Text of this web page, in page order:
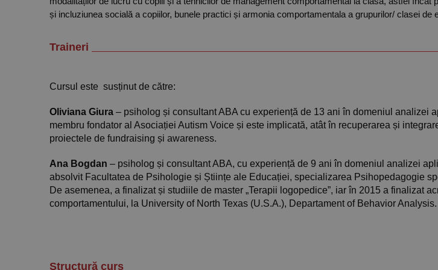
și incluziunea socială a copiilor, bunele practici și armonia comportamentala a grupurilor/ clasei de
Traineri
Cursul este susținut de către:
Oliviana Giura – psiholog și consultant ABA cu experiență de 13 ani în domeniul analizei
membru fondator al Asociației Autism Voice și este implicată, atât în recuperarea și
proiectele de fundraising și awareness.
Ana Bogdan – psiholog și consultant ABA, cu experiență de 9 ani în domeniul analizei
absolvit Facultatea de Psihologie și Științe ale Educației, specializarea Psihopedagogie
De asemenea, a finalizat și studiile de master „Terapii logopedice”, iar în 2015 a finalizat
comportamentului, la University of North Texas (U.S.A.), Departament of Behavior Analysis.
Structură curs